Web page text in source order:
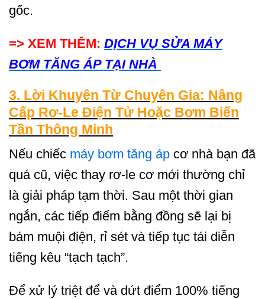
gốc.
=> XEM THÊM: DỊCH VỤ SỬA MÁY
BƠM TĂNG ÁP TẠI NHÀ
3. Lời Khuyên Từ Chuyên Gia: Nâng
Cấp Rơ-Le Điện Tử Hoặc Bơm Biến
Tần Thông Minh
Nếu chiếc máy bơm tăng áp cơ nhà bạn đã
quá cũ, việc thay rơ-le cơ mới thường chỉ
là giải pháp tạm thời. Sau một thời gian
ngắn, các tiếp điểm bằng đồng sẽ lại bị
bám muội điện, rỉ sét và tiếp tục tái diễn
tiếng kêu “tạch tạch”.
Để xử lý triệt để và dứt điểm 100% tiếng